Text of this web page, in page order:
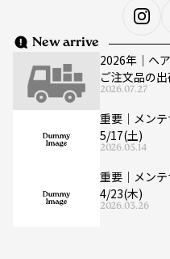
New arrive
2026年｜ヘ
ご注文品の
2026.07.27
重要｜メン
5/17(土)
2026.05.14
重要｜メン
4/23(木)
2026.03.26